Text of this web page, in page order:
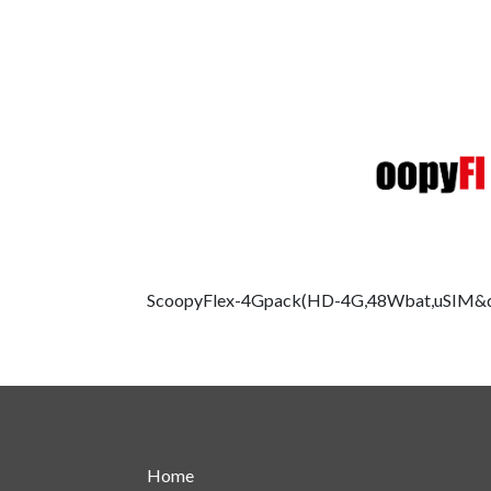
ScoopyFlex-4Gpack(HD-
Home